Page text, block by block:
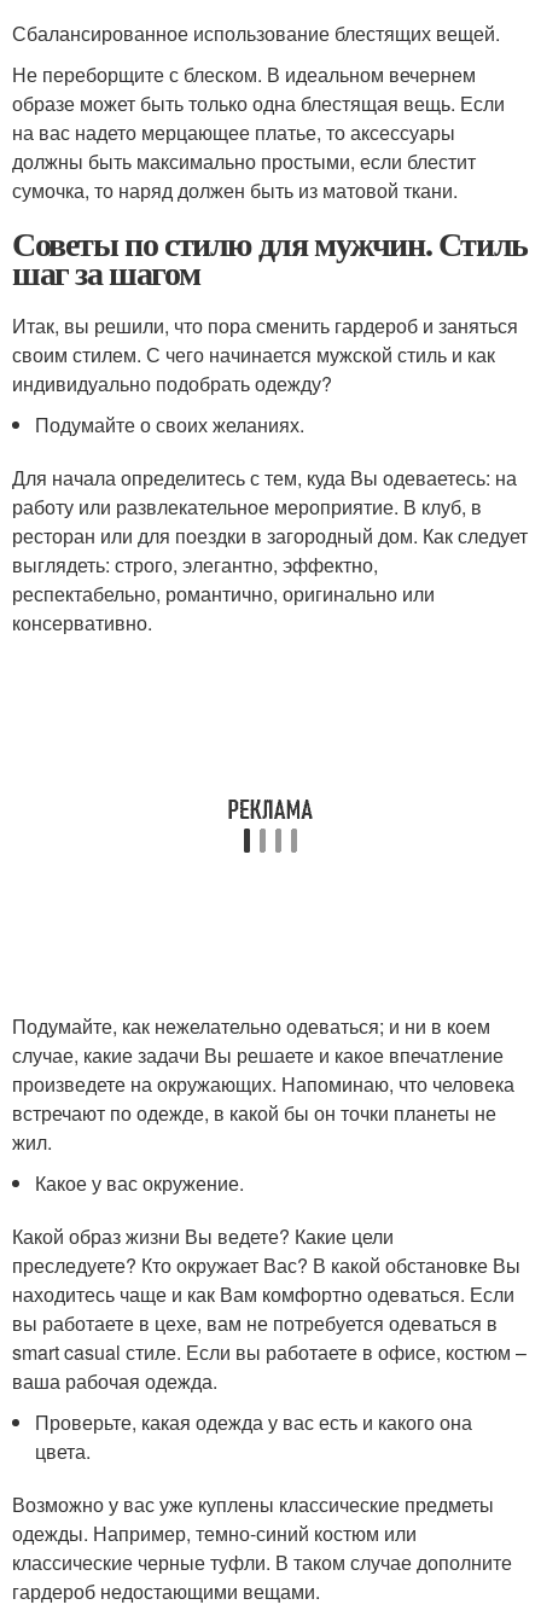
Сбалансированное использование блестящих вещей.
Не переборщите с блеском. В идеальном вечернем
образе может быть только одна блестящая вещь. Если
на вас надето мерцающее платье, то аксессуары
должны быть максимально простыми, если блестит
сумочка, то наряд должен быть из матовой ткани.
Советы по стилю для мужчин. Стиль
шаг за шагом
Итак, вы решили, что пора сменить гардероб и заняться
своим стилем. С чего начинается мужской стиль и как
индивидуально подобрать одежду?
Подумайте о своих желаниях.
Для начала определитесь с тем, куда Вы одеваетесь: на
работу или развлекательное мероприятие. В клуб, в
ресторан или для поездки в загородный дом. Как следует
выглядеть: строго, элегантно, эффектно,
респектабельно, романтично, оригинально или
консервативно.
Подумайте, как нежелательно одеваться; и ни в коем
случае, какие задачи Вы решаете и какое впечатление
произведете на окружающих. Напоминаю, что человека
встречают по одежде, в какой бы он точки планеты не
жил.
Какое у вас окружение.
Какой образ жизни Вы ведете? Какие цели
преследуете? Кто окружает Вас? В какой обстановке Вы
находитесь чаще и как Вам комфортно одеваться. Если
вы работаете в цехе, вам не потребуется одеваться в
smart casual стиле. Если вы работаете в офисе, костюм –
ваша рабочая одежда.
Проверьте, какая одежда у вас есть и какого она
цвета.
Возможно у вас уже куплены классические предметы
одежды. Например, темно-синий костюм или
классические черные туфли. В таком случае дополните
гардероб недостающими вещами.